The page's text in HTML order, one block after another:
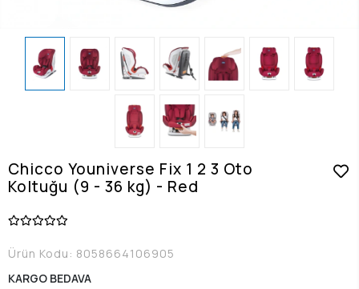
Chicco Youniverse Fix 1 2 3 Oto
Koltuğu (9 - 36 kg) - Red
Ürün Kodu: 8058664106905
KARGO BEDAVA